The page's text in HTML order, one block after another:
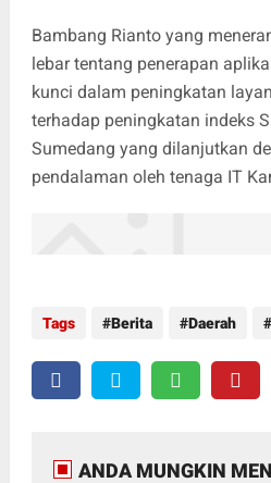
Bambang Rianto yang
lebar tentang penerapan
kunci dalam peningkatan
terhadap peningkatan indeks
Sumedang yang dilanjutkan
pendalaman oleh tenaga IT
Tags Berita Daerah
ANDA MUNGKIN